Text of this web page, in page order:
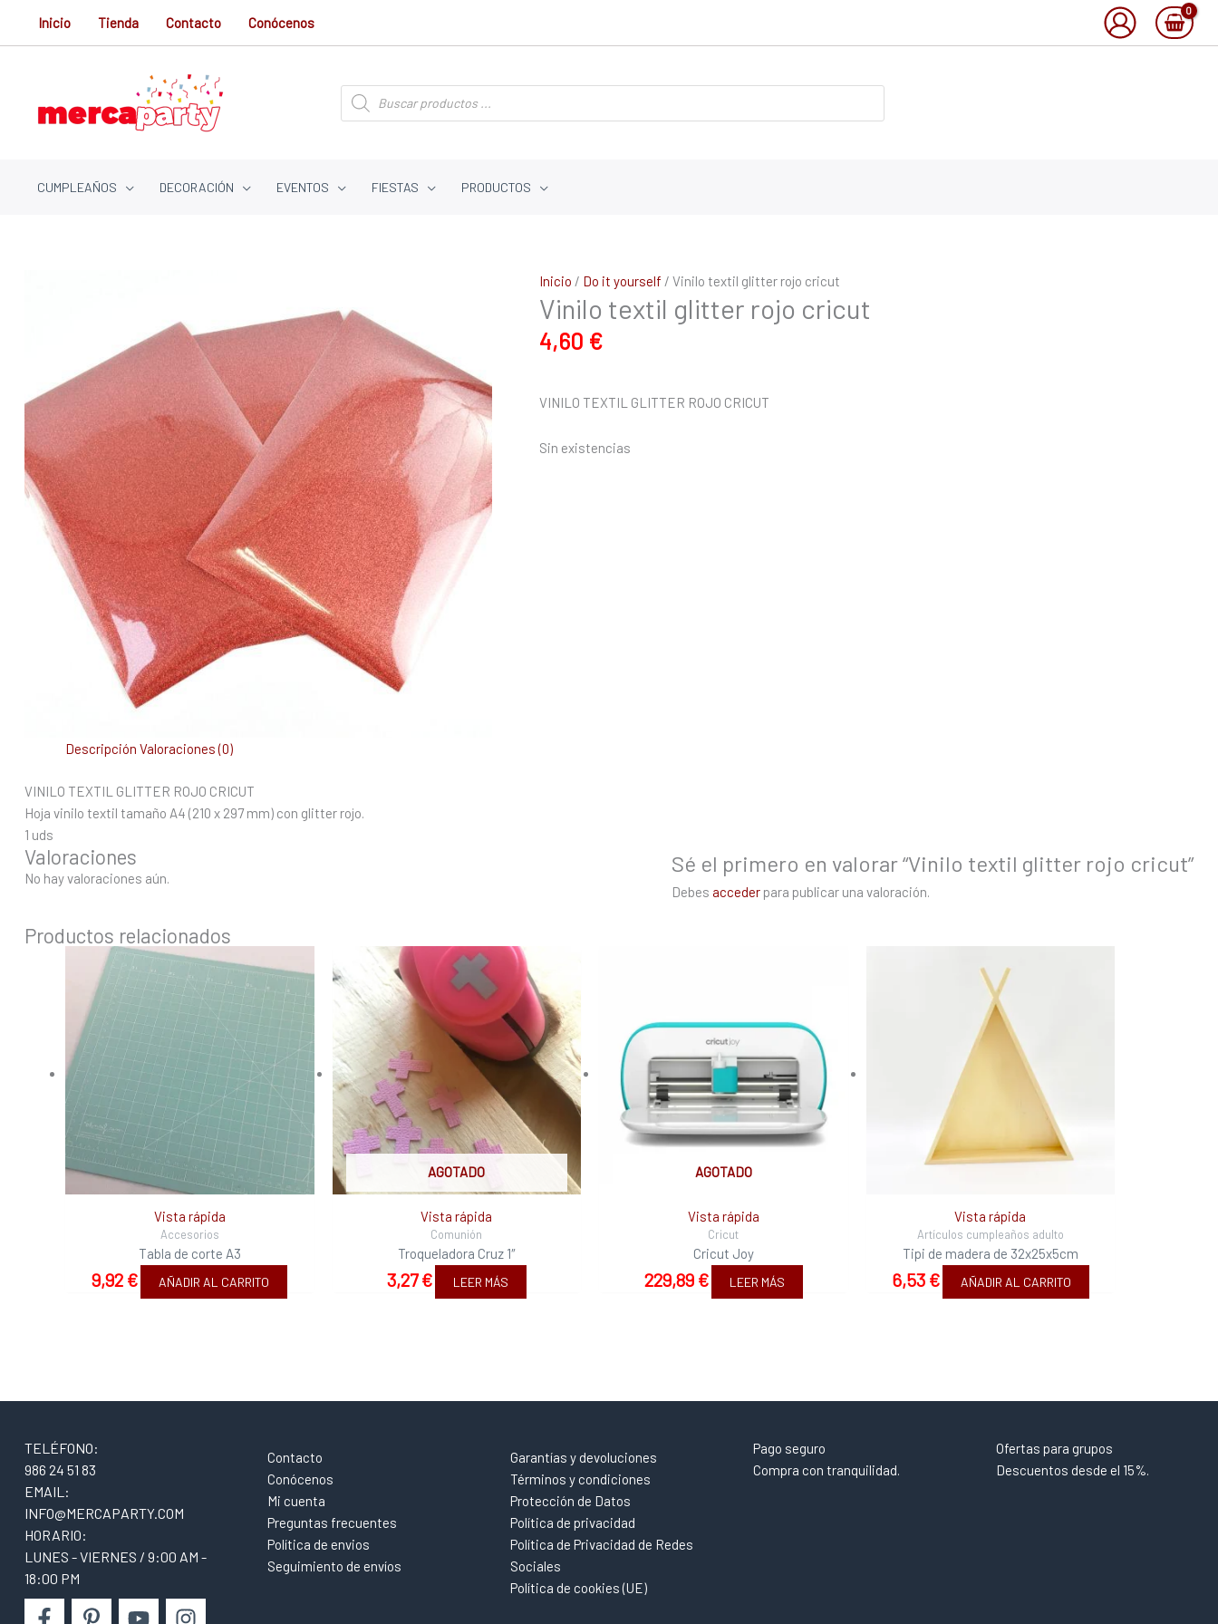
Inicio Tienda Contacto Conócenos
Búsqueda
de
productos
CUMPLEAÑOS DECORACIÓN EVENTOS FIESTAS PRODUCTOS
Inicio / Do it yourself / Vinilo textil glitter rojo cricut
Vinilo textil glitter rojo cricut
4,60 €
VINILO TEXTIL GLITTER ROJO CRICUT
Sin existencias
Descripción Valoraciones (0)
VINILO TEXTIL GLITTER ROJO CRICUT
Hoja vinilo textil tamaño A4 (210 x 297 mm) con glitter rojo.
1 uds
Valoraciones
No hay valoraciones aún.
Sé el primero en valorar “Vinilo textil glitter rojo cricut”
Debes acceder para publicar una valoración.
Productos relacionados
Vista rápida
Accesorios
Tabla de corte A3
9,92 € AÑADIR AL CARRITO
AGOTADO
Vista rápida
Comunión
Troqueladora Cruz 1″
3,27€ LEER MÁS
AGOTADO
Vista rápida
Cricut
Cricut Joy
229,89 € LEER MÁS
Vista rápida
Artículos cumpleaños adulto
Tipi de madera de 32x25x5cm
6,53 € AÑADIR AL CARRITO
TELÉFONO:
986 24 51 83
EMAIL:
INFO@MERCAPARTY.COM
HORARIO:
LUNES - VIERNES / 9:00 AM -
18:00 PM
Contacto
Conócenos
Mi cuenta
Preguntas frecuentes
Política de envios
Seguimiento de envíos
Garantías y devoluciones
Términos y condiciones
Protección de Datos
Política de privacidad
Política de Privacidad de Redes
Sociales
Política de cookies (UE)
Pago seguro
Compra con tranquilidad.
Ofertas para grupos
Descuentos desde el 15%.